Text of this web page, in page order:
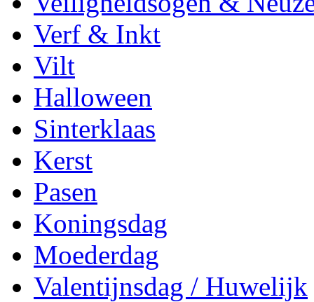
Verf & Inkt
Vilt
Halloween
Sinterklaas
Kerst
Pasen
Koningsdag
Moederdag
Valentijnsdag / Huwelijk